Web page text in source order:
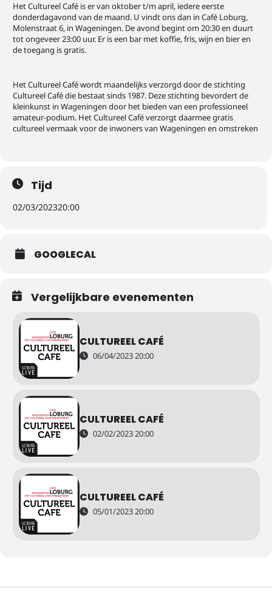
Het Cultureel Café is er van oktober t/m april, iedere eerste
donderdagavond van de maand. U vindt ons dan in Café Loburg,
Molenstraat 6, in Wageningen. De avond begint om 20:30 en duurt
tot ongeveer 23:00 uur. Er is een bar met koffie, fris, wijn en bier en
de toegang is gratis.
Het Cultureel Café wordt maandelijks verzorgd door de stichting
Cultureel Café die bestaat sinds 1987. Deze stichting bevordert de
kleinkunst in Wageningen door het bieden van een professioneel
amateur-podium. Het Cultureel Café verzorgt daarmee gratis
cultureel vermaak voor de inwoners van Wageningen en omstreken
Tijd
02/03/202320:00
GOOGLECAL
Vergelijkbare evenementen
CULTUREEL CAFÉ
06/04/2023 20:00
CULTUREEL CAFÉ
02/02/2023 20:00
CULTUREEL CAFÉ
05/01/2023 20:00